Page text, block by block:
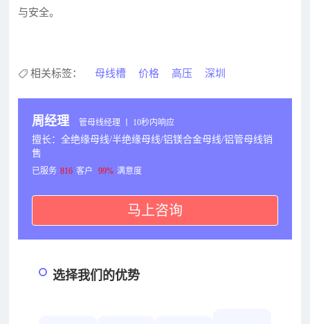
与安全。
相关标签： 母线槽 价格 高压 深圳
周经理 管母线经理 丨 10秒内响应
擅长：全绝缘母线/半绝缘母线/铝镁合金母线/铝管母线销
售
已服务 816 客户 99% 满意度
马上咨询
选择我们的优势